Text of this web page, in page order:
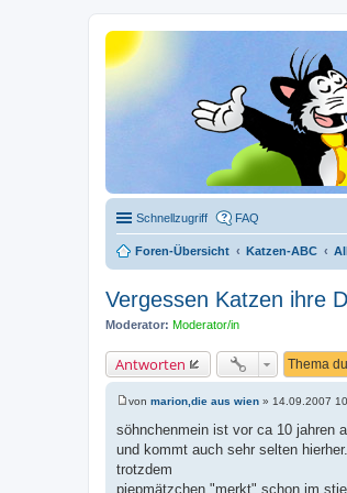
Schnellzugriff FAQ
Foren-Übersicht Katzen-ABC
Vergessen Katzen ihre
Moderator: Moderator/in
Antworten
e
i
t
a
g
von marion,die aus wien » 14.09.2007
söhnchenmein ist vor ca 10 jahren
und kommt auch sehr selten hierher.
trotzdem
piepmätzchen "merkt" schon im